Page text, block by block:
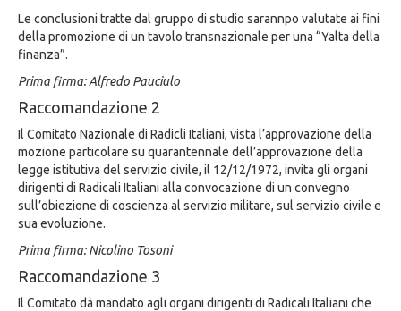
Le conclusioni tratte dal gruppo di studio sarannpo valutate ai fini
della promozione di un tavolo transnazionale per una “Yalta della
finanza”.
Prima firma: Alfredo Pauciulo
Raccomandazione 2
Il Comitato Nazionale di Radicli Italiani, vista l’approvazione della
mozione particolare su quarantennale dell’approvazione della
legge istitutiva del servizio civile, il 12/12/1972, invita gli organi
dirigenti di Radicali Italiani alla convocazione di un convegno
sull’obiezione di coscienza al servizio militare, sul servizio civile e
sua evoluzione.
Prima firma: Nicolino Tosoni
Raccomandazione 3
Il Comitato dà mandato agli organi dirigenti di Radicali Italiani che